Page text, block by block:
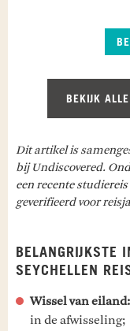
BEKIJK
Dit artikel is
bij Undiscovered.
een recente
geverifieerd voor
BELANGRIJKSTE
SEYCHELLEN
Wissel van eiland:
in de afwisseling;